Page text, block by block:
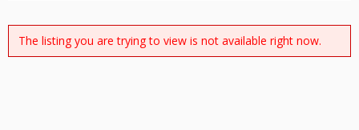
The listing you are trying to view is not available right now.